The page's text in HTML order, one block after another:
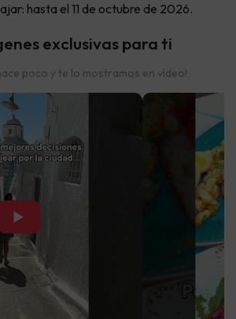
hasta el 11 de octubre de 2026.
exclusivas para ti
poco y te lo mostramos en vídeo!
▶